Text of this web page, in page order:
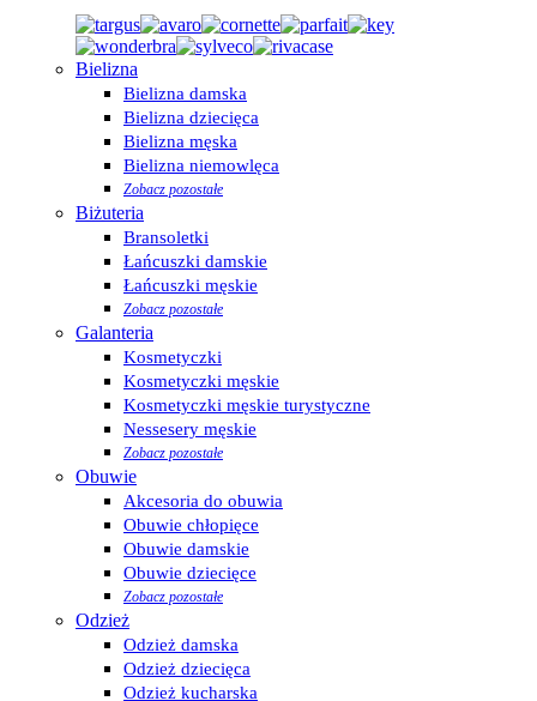
Bielizna
Bielizna damska
Bielizna dziecięca
Bielizna męska
Bielizna niemowlęca
Zobacz pozostałe
Biżuteria
Bransoletki
Łańcuszki damskie
Łańcuszki męskie
Zobacz pozostałe
Galanteria
Kosmetyczki
Kosmetyczki męskie
Kosmetyczki męskie turystyczne
Nessesery męskie
Zobacz pozostałe
Obuwie
Akcesoria do obuwia
Obuwie chłopięce
Obuwie damskie
Obuwie dziecięce
Zobacz pozostałe
Odzież
Odzież damska
Odzież dziecięca
Odzież kucharska